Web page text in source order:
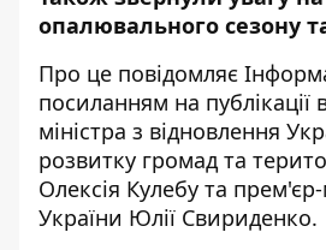
опалювального сезону
Про це повідомляє
посиланням на публікації
міністра з відновлення
розвитку громад та
Олексія Кулебу та прем'єр-
України Юлії Свириденко.